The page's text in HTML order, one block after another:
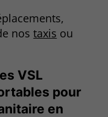
nostaxis ou
VSL
pour
en